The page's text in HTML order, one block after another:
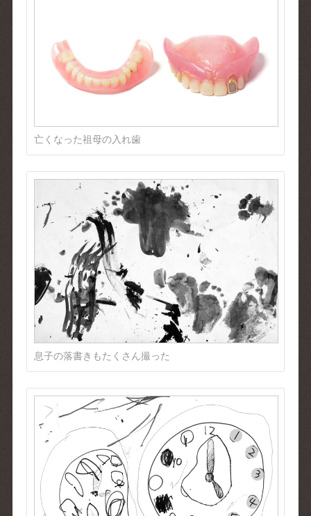
亡くなった祖母の入れ歯
息子の落書きもたくさん撮った